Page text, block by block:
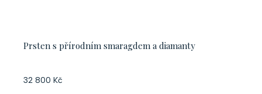
Prsten s přírodním smaragdem a diamanty
32 800 Kč